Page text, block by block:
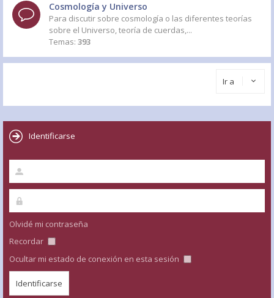
Cosmología y Universo
Para discutir sobre cosmología o las diferentes teorías
sobre el Universo, teoría de cuerdas,...
Temas: 393
Ir a
Identificarse
Olvidé mi contraseña
Recordar
Ocultar mi estado de conexión en esta sesión